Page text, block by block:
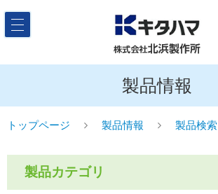
製品情報
トップページ 製品情報 製品検索
製品カテゴリ